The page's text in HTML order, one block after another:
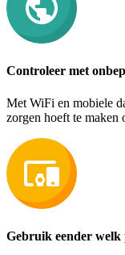
Controleer met
Met WiFi en mobiele
zorgen hoeft te maken
Gebruik eender